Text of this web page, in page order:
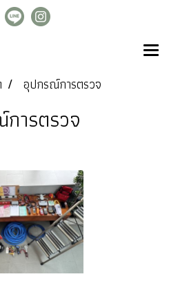
อุปกรณ์การตรวจ
ารตรวจ